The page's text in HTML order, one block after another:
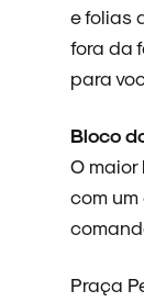
e folias
fora da
para
Bloco
O
com
Praça